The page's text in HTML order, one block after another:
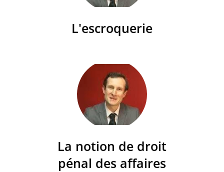
L'escroquerie
La notion de droit
pénal des affaires